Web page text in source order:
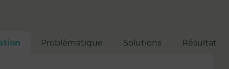
Problématique Solutions Résultat